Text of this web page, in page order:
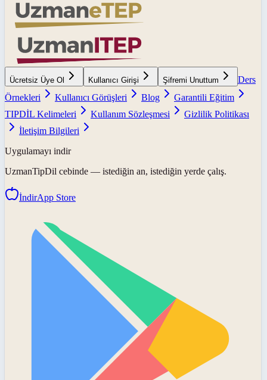
Ücretsiz Üye Ol Kullanıcı Girişi Şifremi Unuttum
Ders
Örnekleri
Kullanıcı Görüşleri Blog
Garantili Eğitim
TIPDİL Kelimeleri
Kullanım Sözleşmesi
Gizlilik Politikası
İletişim Bilgileri
Uygulamayı indir
UzmanTipDil cebinde — istediğin an, istediğin yerde çalış.
İndirApp Store